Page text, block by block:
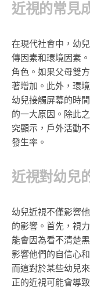
近視的常見
在現代社會中，幼
傳因素和環境因素
角色。如果父母雙
著增加。此外，環
幼兒接觸屏幕的時
的一大原因。除此
究顯示，戶外活動
發生率。
近視對幼兒
幼兒近視不僅影響
的影響。首先，視
能會因為看不清楚
影響他們的自信心
而這對於某些幼兒
正的近視可能會導